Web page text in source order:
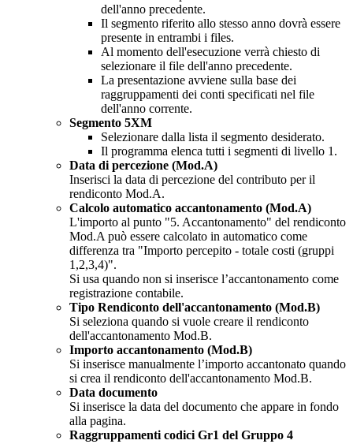
dell'anno precedente.
Il segmento riferito allo stesso anno dovrà essere
presente in entrambi i files.
Al momento dell'esecuzione verrà chiesto di
selezionare il file dell'anno precedente.
La presentazione avviene sulla base dei
raggruppamenti dei conti specificati nel file
dell'anno corrente.
Segmento 5XM
Selezionare dalla lista il segmento desiderato.
Il programma elenca tutti i segmenti di livello 1.
Data di percezione (Mod.A)
Inserisci la data di percezione del contributo per il
rendiconto Mod.A.
Calcolo automatico accantonamento (Mod.A)
L'importo al punto "5. Accantonamento" del rendiconto
Mod.A può essere calcolato in automatico come
differenza tra "Importo percepito - totale costi (gruppi
1,2,3,4)".
Si usa quando non si inserisce l’accantonamento come
registrazione contabile.
Tipo Rendiconto dell'accantonamento (Mod.B)
Si seleziona quando si vuole creare il rendiconto
dell'accantonamento Mod.B.
Importo accantonamento (Mod.B)
Si inserisce manualmente l’importo accantonato quando
si crea il rendiconto dell'accantonamento Mod.B.
Data documento
Si inserisce la data del documento che appare in fondo
alla pagina.
Raggruppamenti codici Gr1 del Gruppo 4